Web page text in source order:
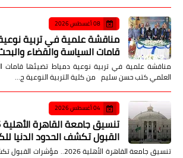
08 أغسطس 2026
مناقشة علمية في تربية
قامات السياسة والقضاء
مناقشة علمية في تربية نوعية دمياط تضيئها قامات
العلمي كتب حسن سليم من كلية التربية النوعية ج…
04 أغسطس 2026
القبول تكشف الحدود الدنيا
تنسيق جامعة القاهرة الأهلية